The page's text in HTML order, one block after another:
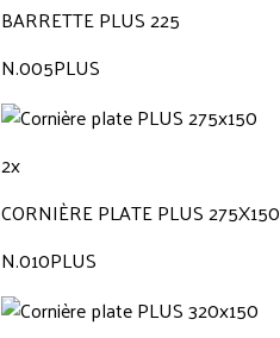
BARRETTE PLUS 225
N.005PLUS
2x
CORNIÈRE PLATE PLUS 275X150
N.010PLUS